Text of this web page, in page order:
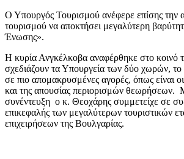
Ο Υπουργός Τουρισμού ανέφερε επίσης την
τουρισμού να αποκτήσει μεγαλύτερη
Ένωσης».
Η κυρία Ανγκέλκοβα αναφέρθηκε στο κοινό
σχεδιάζουν τα Υπουργεία των δύο χωρών, το
σε πιο απομακρυσμένες αγορές, όπως είναι
και της απουσίας περιορισμών θεωρήσεων.
συνέντευξη ο κ. Θεοχάρης συμμετείχε σε
επικεφαλής των μεγαλύτερων τουριστικών
επιχειρήσεων της Βουλγαρίας.